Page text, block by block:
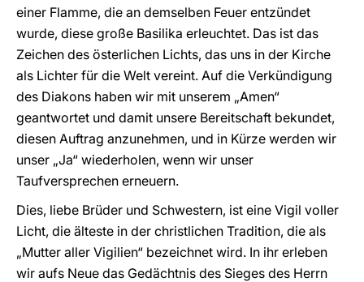
einer Flamme, die an demselben Feuer entzündet
wurde, diese große Basilika erleuchtet. Das ist das
Zeichen des österlichen Lichts, das uns in der Kirche
als Lichter für die Welt vereint. Auf die Verkündigung
des Diakons haben wir mit unserem „Amen“
geantwortet und damit unsere Bereitschaft bekundet,
diesen Auftrag anzunehmen, und in Kürze werden wir
unser „Ja“ wiederholen, wenn wir unser
Taufversprechen erneuern.
Dies, liebe Brüder und Schwestern, ist eine Vigil voller
Licht, die älteste in der christlichen Tradition, die als
„Mutter aller Vigilien“ bezeichnet wird. In ihr erleben
wir aufs Neue das Gedächtnis des Sieges des Herrn